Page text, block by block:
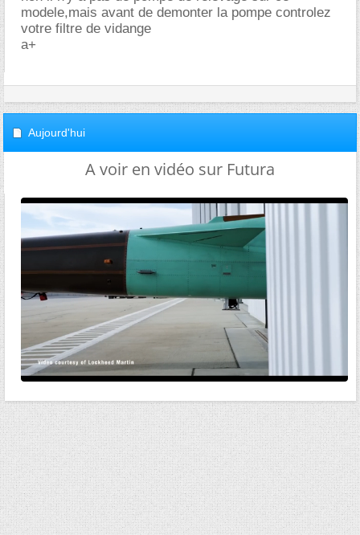
modele,mais avant de demonter la pompe controlez
votre filtre de vidange
a+
Aujourd'hui
A voir en vidéo sur Futura